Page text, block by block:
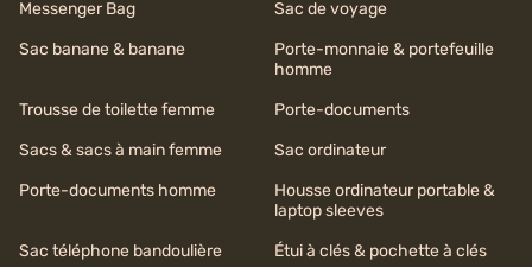
Messenger Bag
Sac de voyage
Sac banane & banane
Porte-monnaie & portefeuille
homme
Trousse de toilette femme
Porte-documents
Sacs & sacs à main femme
Sac ordinateur
Porte-documents homme
Housse ordinateur portable &
laptop sleeves
Sac téléphone bandoulière
Étui à clés & pochette à clés